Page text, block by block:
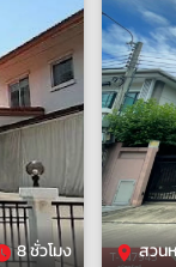
8 ชั่วโมง สวน